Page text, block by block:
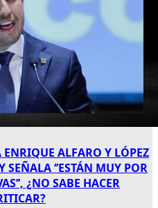
ENRIQUE ALFARO Y LÓPEZ
‘’ESTÁN MUY POR
¿NO SABE HACER